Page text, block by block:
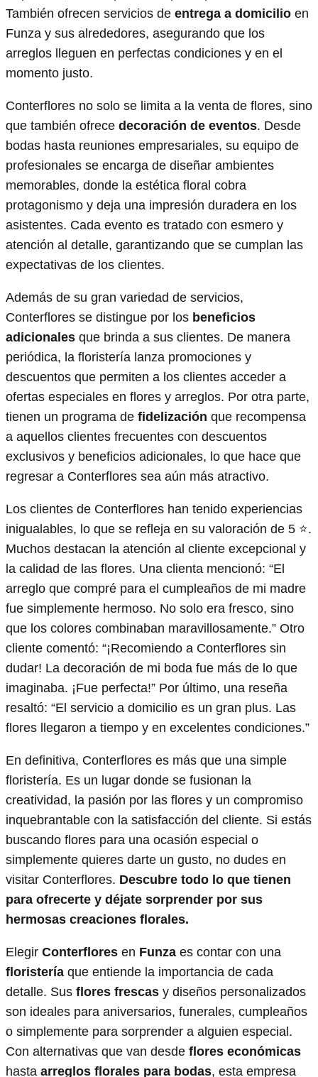
También ofrecen servicios de entrega a domicilio en
Funza y sus alrededores, asegurando que los
arreglos lleguen en perfectas condiciones y en el
momento justo.
Conterflores no solo se limita a la venta de flores, sino
que también ofrece decoración de eventos. Desde
bodas hasta reuniones empresariales, su equipo de
profesionales se encarga de diseñar ambientes
memorables, donde la estética floral cobra
protagonismo y deja una impresión duradera en los
asistentes. Cada evento es tratado con esmero y
atención al detalle, garantizando que se cumplan las
expectativas de los clientes.
Además de su gran variedad de servicios,
Conterflores se distingue por los beneficios
adicionales que brinda a sus clientes. De manera
periódica, la floristería lanza promociones y
descuentos que permiten a los clientes acceder a
ofertas especiales en flores y arreglos. Por otra parte,
tienen un programa de fidelización que recompensa
a aquellos clientes frecuentes con descuentos
exclusivos y beneficios adicionales, lo que hace que
regresar a Conterflores sea aún más atractivo.
Los clientes de Conterflores han tenido experiencias
inigualables, lo que se refleja en su valoración de 5 ⭐.
Muchos destacan la atención al cliente excepcional y
la calidad de las flores. Una clienta mencionó: “El
arreglo que compré para el cumpleaños de mi madre
fue simplemente hermoso. No solo era fresco, sino
que los colores combinaban maravillosamente.” Otro
cliente comentó: “¡Recomiendo a Conterflores sin
dudar! La decoración de mi boda fue más de lo que
imaginaba. ¡Fue perfecta!” Por último, una reseña
resaltó: “El servicio a domicilio es un gran plus. Las
flores llegaron a tiempo y en excelentes condiciones.”
En definitiva, Conterflores es más que una simple
floristería. Es un lugar donde se fusionan la
creatividad, la pasión por las flores y un compromiso
inquebrantable con la satisfacción del cliente. Si estás
buscando flores para una ocasión especial o
simplemente quieres darte un gusto, no dudes en
visitar Conterflores. Descubre todo lo que tienen
para ofrecerte y déjate sorprender por sus
hermosas creaciones florales.
Elegir Conterflores en Funza es contar con una
floristería que entiende la importancia de cada
detalle. Sus flores frescas y diseños personalizados
son ideales para aniversarios, funerales, cumpleaños
o simplemente para sorprender a alguien especial.
Con alternativas que van desde flores económicas
hasta arreglos florales para bodas, esta empresa